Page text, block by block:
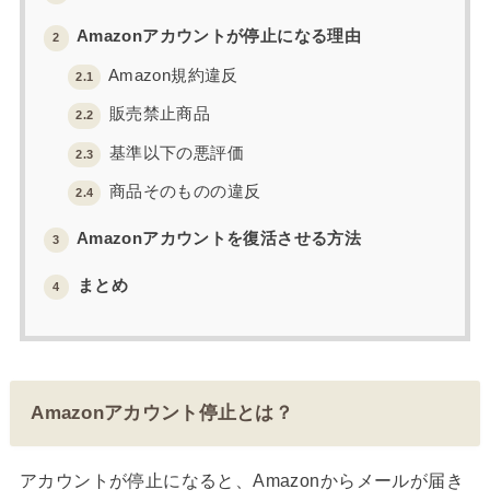
2 Amazonアカウントが停止になる理由
2.1 Amazon規約違反
2.2 販売禁止商品
2.3 基準以下の悪評価
2.4 商品そのものの違反
3 Amazonアカウントを復活させる方法
4 まとめ
Amazonアカウント停止とは？
アカウントが停止になると、Amazonからメールが届き